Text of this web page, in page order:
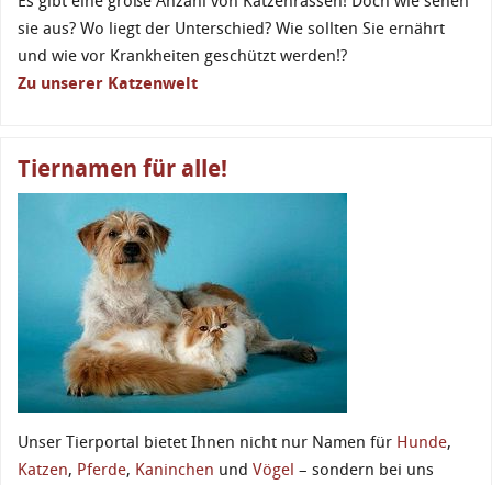
sie aus? Wo liegt der Unterschied? Wie sollten Sie ernährt
und wie vor Krankheiten geschützt werden!?
Zu unserer Katzenwelt
Tiernamen für alle!
Unser Tierportal bietet Ihnen nicht nur Namen für Hunde,
Katzen, Pferde, Kaninchen und Vögel – sondern bei uns